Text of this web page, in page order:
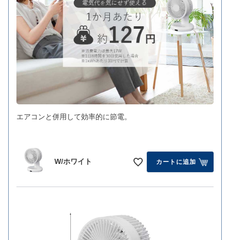
エアコンと併用して効率的に節電。
W/ホワイト カートに追加